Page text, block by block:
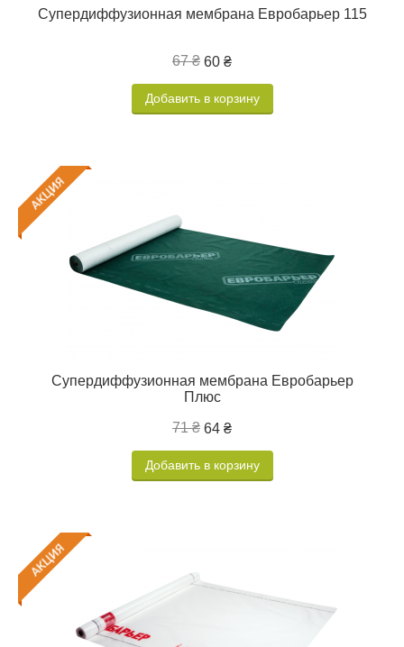
Супердиффузионная мембрана Евробарьер 115
67 ₴ 60 ₴
Добавить в корзину
Супердиффузионная мембрана Евробарьер
Плюс
71 ₴ 64 ₴
Добавить в корзину